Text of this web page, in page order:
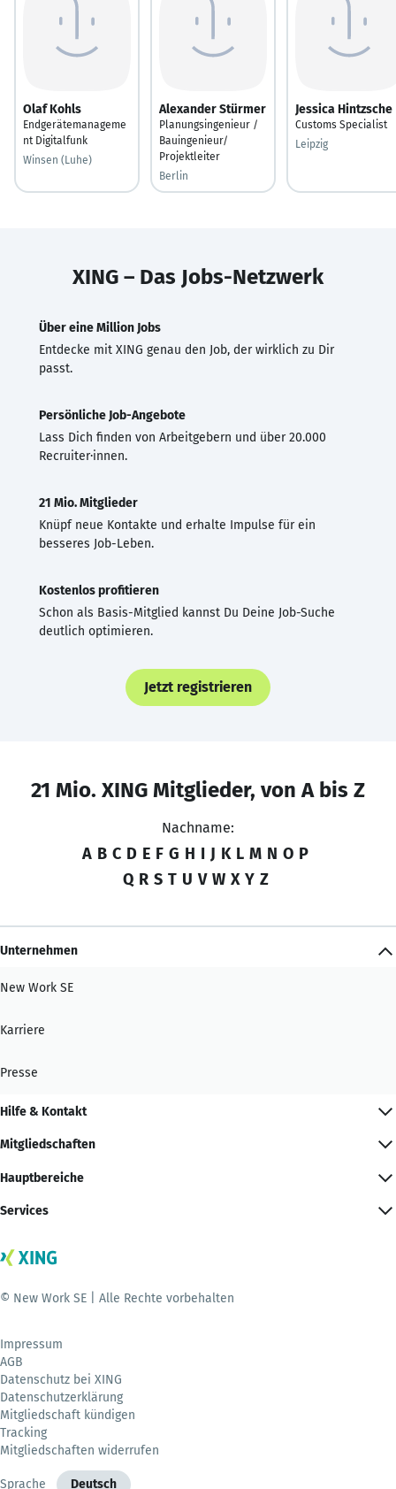
Olaf Kohls
Endgerätemanageme
nt Digitalfunk
Winsen (Luhe)
Alexander Stürmer
Planungsingenieur /
Bauingenieur/
Projektleiter
Berlin
Jessica Hintzsche
Customs Specialist
Leipzig
XING – Das Jobs-Netzwerk
Über eine Million Jobs
Entdecke mit XING genau den Job, der wirklich zu Dir
passt.
Persönliche Job-Angebote
Lass Dich finden von Arbeitgebern und über 20.000
Recruiter·innen.
21 Mio. Mitglieder
Knüpf neue Kontakte und erhalte Impulse für ein
besseres Job-Leben.
Kostenlos profitieren
Schon als Basis-Mitglied kannst Du Deine Job-Suche
deutlich optimieren.
Jetzt registrieren
21 Mio. XING Mitglieder, von A bis Z
Nachname:
A B C D E F G H I J K L M N O P
Q R S T U V W X Y Z
Unternehmen
New Work SE
Karriere
Presse
Hilfe & Kontakt
Mitgliedschaften
Hauptbereiche
Services
© New Work SE | Alle Rechte vorbehalten
Impressum
AGB
Datenschutz bei XING
Datenschutzerklärung
Mitgliedschaft kündigen
Tracking
Mitgliedschaften widerrufen
Sprache Deutsch